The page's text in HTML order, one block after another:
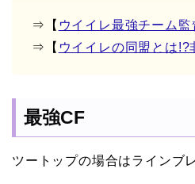
⇒【 ウイイレ最強チーム
⇒【 ウイイレの同盟とは!?
最強CF
ツートップの場合はラインブ